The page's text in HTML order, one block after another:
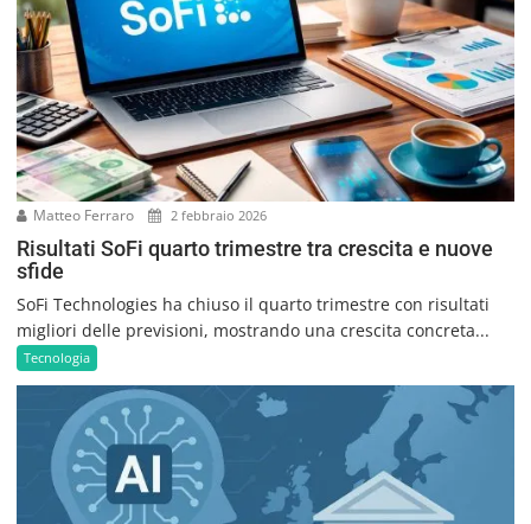
Matteo Ferraro 2 febbraio 2026
Risultati SoFi quarto trimestre tra crescita e nuove
sfide
SoFi Technologies ha chiuso il quarto trimestre con risultati
migliori delle previsioni, mostrando una crescita concreta...
Tecnologia